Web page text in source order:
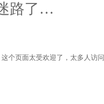
路了…
这个页面太受欢迎了，太多人访问